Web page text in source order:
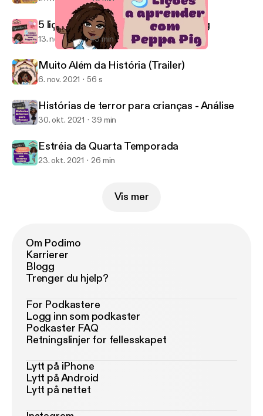
Muito Além da História
5 lições a aprender com a Peppa Pig
13. nov. 2021 43 min
Muito Além da História (Trailer)
6. nov. 2021 56 s
Histórias de terror para crianças - Análise
30. okt. 2021 39 min
Estréia da Quarta Temporada
23. okt. 2021 26 min
Vis mer
Om Podimo
Karrierer
Blogg
Trenger du hjelp?
For Podkastere
Logg inn som podkaster
Podkaster FAQ
Retningslinjer for fellesskapet
Lytt på iPhone
Lytt på Android
Lytt på nettet